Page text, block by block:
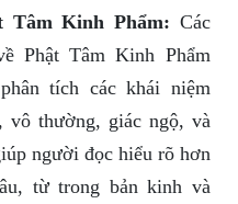
Tâm Kinh Phẩm: Các
Phật Tâm Kinh Phẩm
tích các khái niệm
vô thường, giác ngộ, và
người đọc hiểu rõ hơn
từ trong bản kinh và